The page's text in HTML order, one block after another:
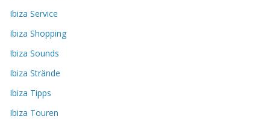
Ibiza Service
Ibiza Shopping
Ibiza Sounds
Ibiza Strände
Ibiza Tipps
Ibiza Touren